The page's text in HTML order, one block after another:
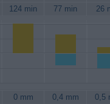
124 min 77 min 26
0 mm 0,4 mm
0,5